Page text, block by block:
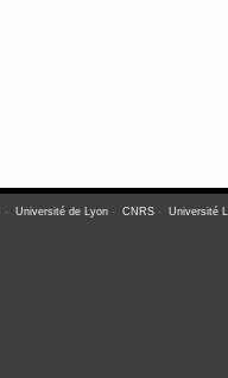
- Université de Lyon- CNRS- Université